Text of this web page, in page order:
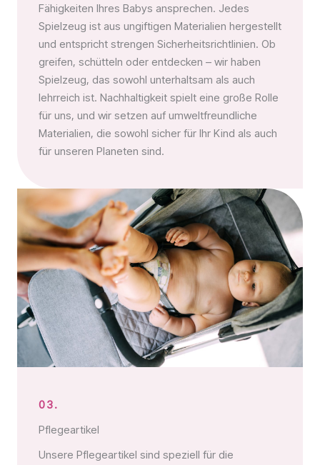
Fähigkeiten Ihres Babys ansprechen. Jedes
Spielzeug ist aus ungiftigen Materialien hergestellt
und entspricht strengen Sicherheitsrichtlinien. Ob
greifen, schütteln oder entdecken – wir haben
Spielzeug, das sowohl unterhaltsam als auch
lehrreich ist. Nachhaltigkeit spielt eine große Rolle
für uns, und wir setzen auf umweltfreundliche
Materialien, die sowohl sicher für Ihr Kind als auch
für unseren Planeten sind.
03.
Pflegeartikel
Unsere Pflegeartikel sind speziell für die